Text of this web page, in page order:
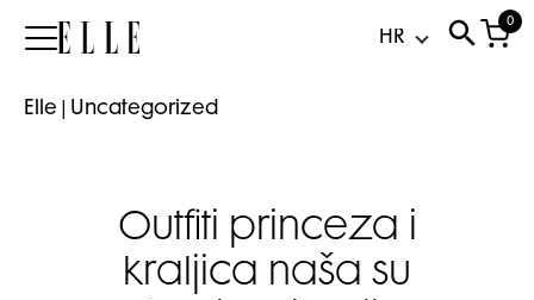
Elle
0
Elle Uncategorized
Outfiti princeza i
kraljica naša su